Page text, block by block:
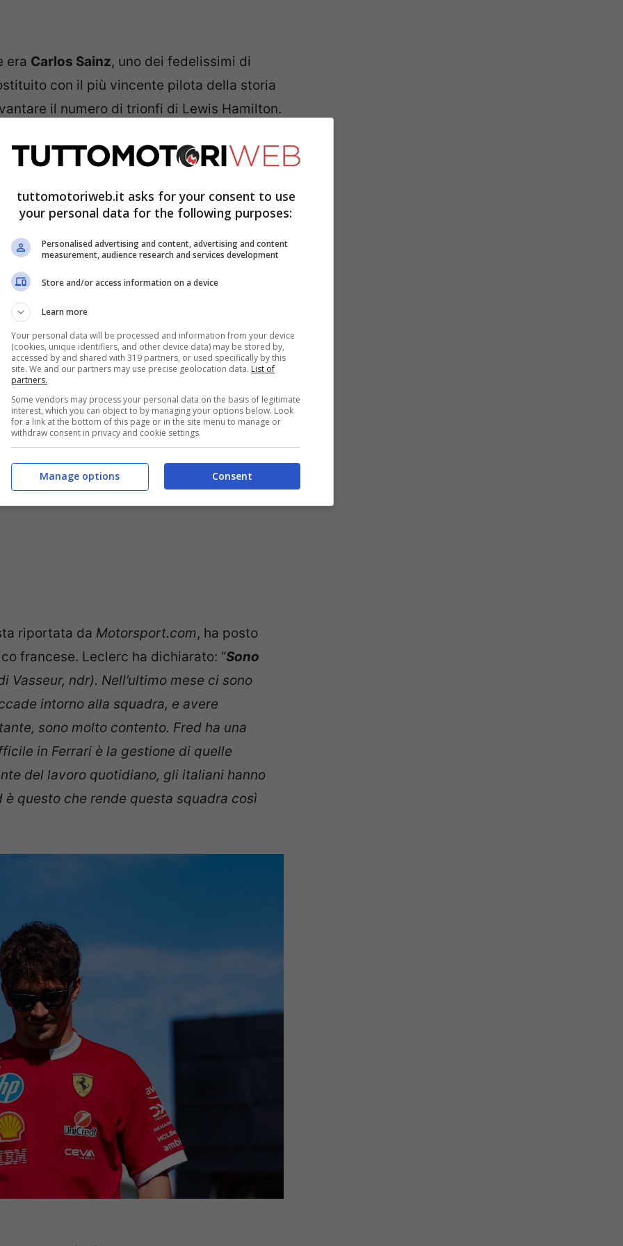
era Carlos Sainz, uno dei fedelissimi di
con il più vincente pilota della storia
il numero di trionfi di Lewis Hamilton.
i progressi nel 2024. Il 7 volte
Ferrari lottare sino all’ultima tappa, si
vincente.
ha mai trovato il feeling giusto al volante
nella gara breve di Shanghai,
lo ha surclassato in questa annata, grazie a
domenicali. Sebbene la Ferrari avesse
costruttori, Vasseur ha conservato il
anche agli ultimi positivi risultati
ricevuto una proposta pluriennale.
Leclerc su Vasseur
riportata da Motorsport.com, ha posto
francese. Leclerc ha dichiarato: “Sono
Vasseur, ndr). Nell’ultimo mese ci sono
intorno alla squadra, e avere
sono molto contento. Fred ha una
in Ferrari è la gestione di quelle
del lavoro quotidiano, gli italiani hanno
questo che rende questa squadra così
tuttomotoriweb.it asks for your consent to use
your personal data for the following purposes:
Personalised advertising and content, advertising and content
measurement, audience research and services development
Store and/or access information on a device
Learn more
Your personal data will be processed and information from your device
(cookies, unique identifiers, and other device data) may be stored by,
accessed by and shared with 319 partners, or used specifically by this
site. We and our partners may use precise geolocation data. List of
partners.
Some vendors may process your personal data on the basis of legitimate
interest, which you can object to by managing your options below. Look
for a link at the bottom of this page or in the site menu to manage or
withdraw consent in privacy and cookie settings.
Consent
Manage options